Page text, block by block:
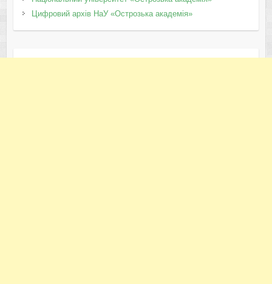
Цифровий архів НаУ «Острозька академія»